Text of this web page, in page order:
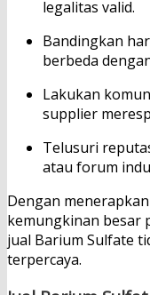
legalitas valid.
Bandingkan
berbeda
Lakukan
supplier
Telusuri
atau forum
Dengan
kemungkinan besar
jual Barium Sulfate
terpercaya.